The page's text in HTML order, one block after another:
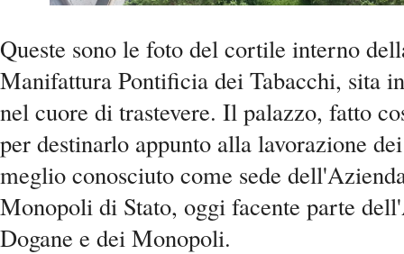
Queste sono le foto del cortile interno
Manifattura Pontificia dei Tabacchi, sita
nel cuore di trastevere. Il palazzo, fatto
per destinarlo appunto alla lavorazione
meglio conosciuto come sede
Monopoli di Stato, oggi facente parte
Dogane e dei Monopoli.